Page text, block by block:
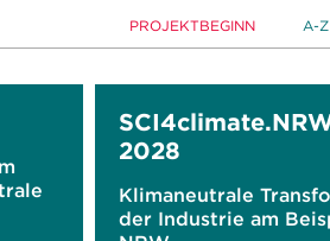
PROJEKTBEGINN A-Z
2028
Klimaneutrale
der Industrie am